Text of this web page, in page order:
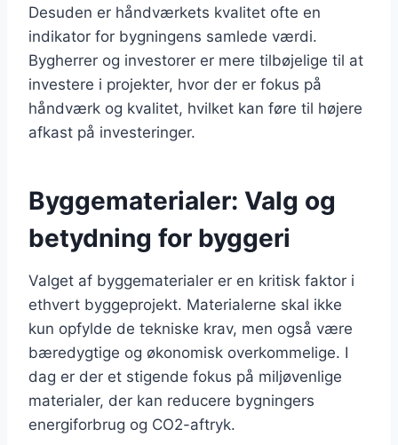
Desuden er håndværkets kvalitet ofte en
indikator for bygningens samlede værdi.
Bygherrer og investorer er mere tilbøjelige til at
investere i projekter, hvor der er fokus på
håndværk og kvalitet, hvilket kan føre til højere
afkast på investeringer.
Byggematerialer: Valg og
betydning for byggeri
Valget af byggematerialer er en kritisk faktor i
ethvert byggeprojekt. Materialerne skal ikke
kun opfylde de tekniske krav, men også være
bæredygtige og økonomisk overkommelige. I
dag er der et stigende fokus på miljøvenlige
materialer, der kan reducere bygningers
energiforbrug og CO2-aftryk.